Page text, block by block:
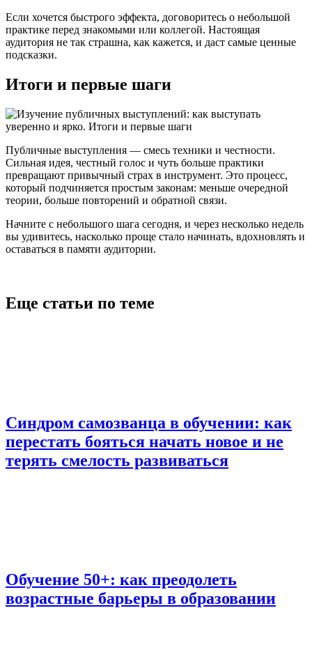
Если хочется быстрого эффекта, договоритесь о небольшой
практике перед знакомыми или коллегой. Настоящая
аудитория не так страшна, как кажется, и даст самые ценные
подсказки.
Итоги и первые шаги
Публичные выступления — смесь техники и честности.
Сильная идея, честный голос и чуть больше практики
превращают привычный страх в инструмент. Это процесс,
который подчиняется простым законам: меньше очередной
теории, больше повторений и обратной связи.
Начните с небольшого шага сегодня, и через несколько недель
вы удивитесь, насколько проще стало начинать, вдохновлять и
оставаться в памяти аудитории.
Еще статьи по теме
Синдром самозванца в обучении: как
перестать бояться начать новое и не
терять смелость развиваться
Обучение 50+: как преодолеть
возрастные барьеры в образовании